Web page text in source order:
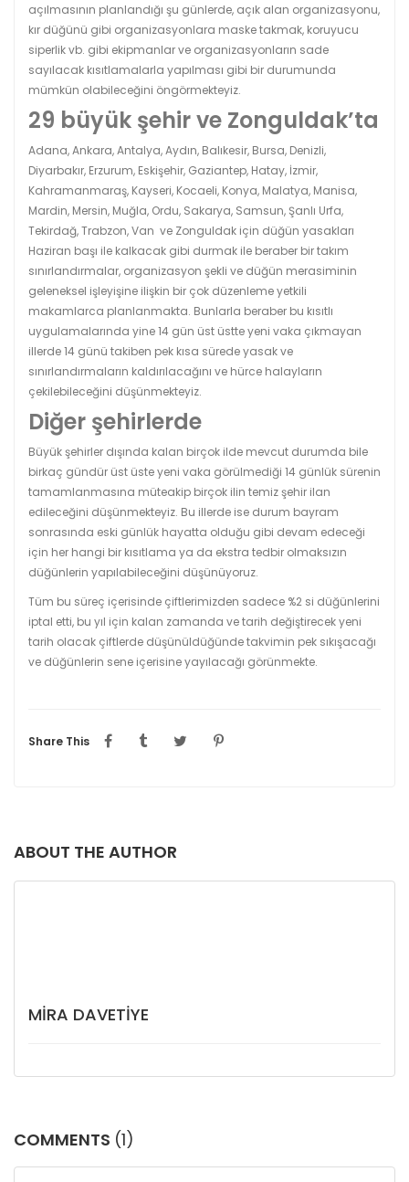
açılmasının planlandığı şu günlerde, açık alan organizasyonu,
kır düğünü gibi organizasyonlara maske takmak, koruyucu
siperlik vb. gibi ekipmanlar ve organizasyonların sade
sayılacak kısıtlamalarla yapılması gibi bir durumunda
mümkün olabileceğini öngörmekteyiz.
29 büyük şehir ve Zonguldak’ta
Adana, Ankara, Antalya, Aydın, Balıkesir, Bursa, Denizli,
Diyarbakır, Erzurum, Eskişehir, Gaziantep, Hatay, İzmir,
Kahramanmaraş, Kayseri, Kocaeli, Konya, Malatya, Manisa,
Mardin, Mersin, Muğla, Ordu, Sakarya, Samsun, Şanlı Urfa,
Tekirdağ, Trabzon, Van ve Zonguldak için düğün yasakları
Haziran başı ile kalkacak gibi durmak ile beraber bir takım
sınırlandırmalar, organizasyon şekli ve düğün merasiminin
geleneksel işleyişine ilişkin bir çok düzenleme yetkili
makamlarca planlanmakta. Bunlarla beraber bu kısıtlı
uygulamalarında yine 14 gün üst üstte yeni vaka çıkmayan
illerde 14 günü takiben pek kısa sürede yasak ve
sınırlandırmaların kaldırılacağını ve hürce halayların
çekilebileceğini düşünmekteyiz.
Diğer şehirlerde
Büyük şehirler dışında kalan birçok ilde mevcut durumda bile
birkaç gündür üst üste yeni vaka görülmediği 14 günlük sürenin
tamamlanmasına müteakip birçok ilin temiz şehir ilan
edileceğini düşünmekteyiz. Bu illerde ise durum bayram
sonrasında eski günlük hayatta olduğu gibi devam edeceği
için her hangi bir kısıtlama ya da ekstra tedbir olmaksızın
düğünlerin yapılabileceğini düşünüyoruz.
Tüm bu süreç içerisinde çiftlerimizden sadece %2 si düğünlerini
iptal etti, bu yıl için kalan zamanda ve tarih değiştirecek yeni
tarih olacak çiftlerde düşünüldüğünde takvimin pek sıkışacağı
ve düğünlerin sene içerisine yayılacağı görünmekte.
Share This
ABOUT THE AUTHOR
MIRA DAVETIYE
COMMENTS (1)